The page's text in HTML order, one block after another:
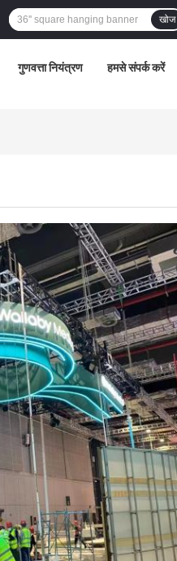
खोज
गुणवत्ता नियंत्रण हमसे संपर्क करें